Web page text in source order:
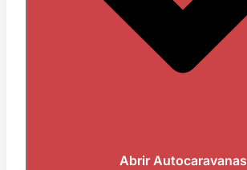
Abrir Autocaravanas